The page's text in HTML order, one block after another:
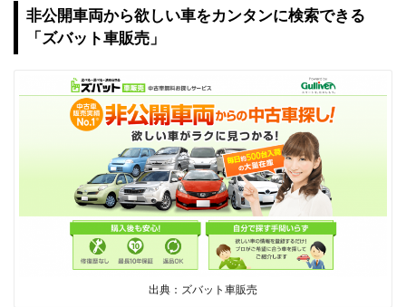
非公開車両から欲しい車をカンタンに検索できる
「ズバット車販売」
出典：ズバット車販売